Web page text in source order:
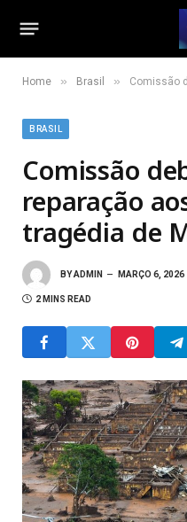
Home » Brasil » Comissão debate
BRASIL
Comissão
reparação
tragédia de
BYADMIN MARÇO 6, 2026
2 MINS READ